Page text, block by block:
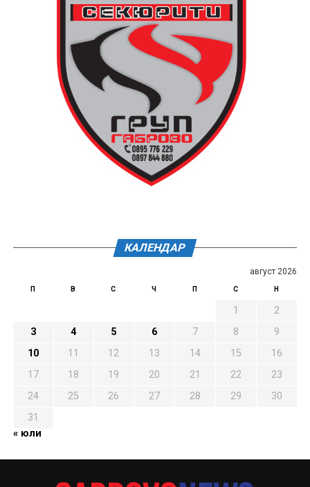
КАЛЕНДАР
август 2026
П В С Ч П С Н
1
2
3
4 5 6 7 8
9
10
11 12 13 14 15
16
17
18 19 20 21 22
23
24
25 26 27 28 29
30
31
« юли